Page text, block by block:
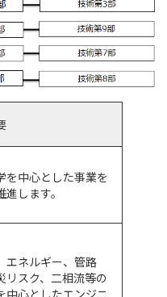
を中心とした事業を
します。
エネルギー、管路
リスク、二相流等の